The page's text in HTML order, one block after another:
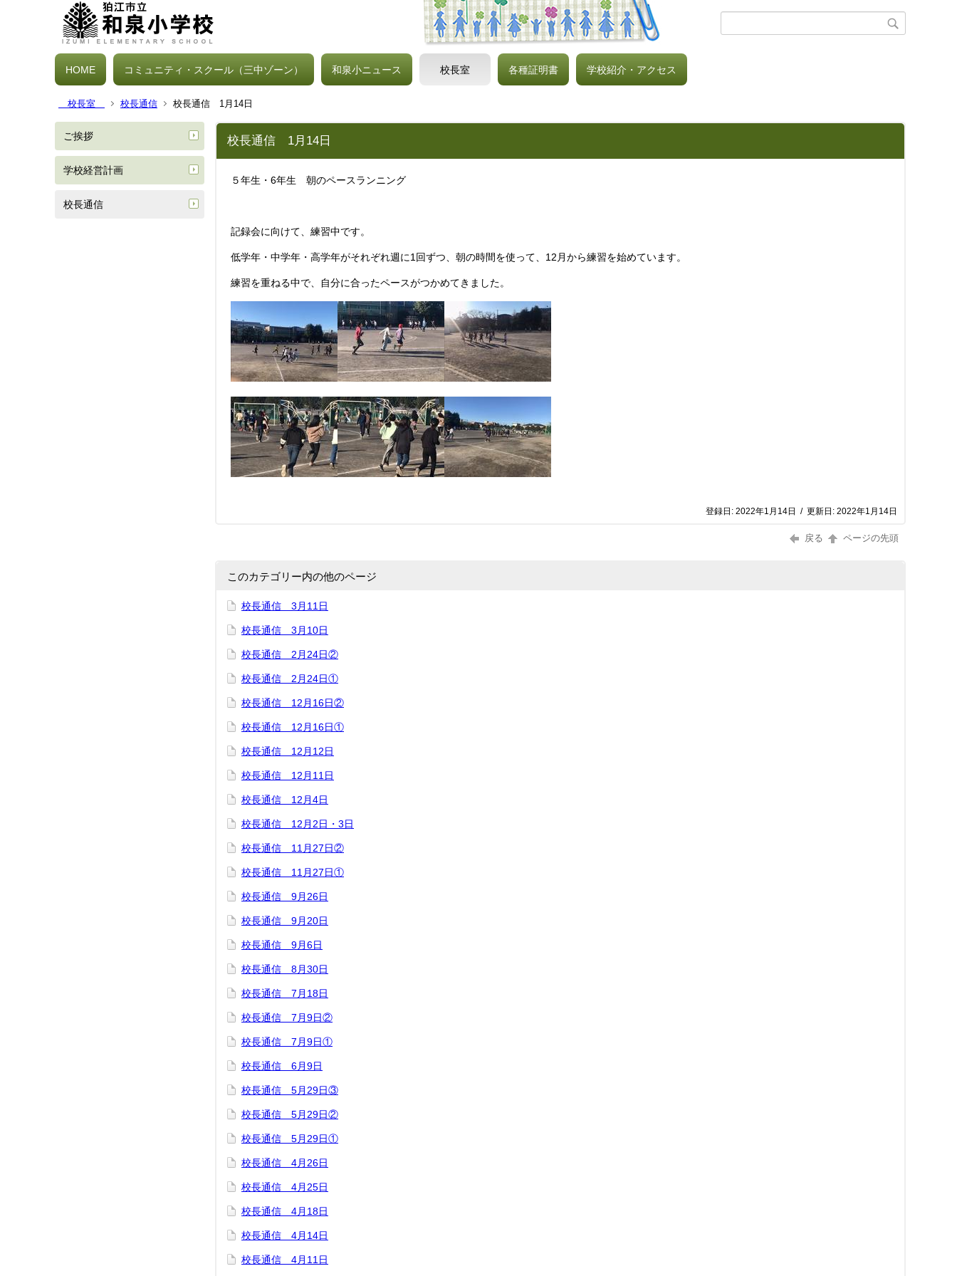
HOME コミュニティ・スクール（三中ゾーン） 和泉小ニュース 校長室 各種証明書 学校紹介・アクセス
校長室 校長通信 校長通信 1月14日
ご挨拶
学校経営計画
校長通信
校長通信 1月14日
５年生・6年生 朝のペースランニング
記録会に向けて、練習中です。
低学年・中学年・高学年がそれぞれ週に1回ずつ、朝の時間を使って、12月から練習を始めています。
練習を重ねる中で、自分に合ったペースがつかめてきました。
登録日: 2022年1月14日 / 更新日: 2022年1月14日
戻る ページの先頭
このカテゴリー内の他のページ
校長通信 3月11日
校長通信 3月10日
校長通信 2月24日②
校長通信 2月24日①
校長通信 12月16日②
校長通信 12月16日①
校長通信 12月12日
校長通信 12月11日
校長通信 12月4日
校長通信 12月2日・3日
校長通信 11月27日②
校長通信 11月27日①
校長通信 9月26日
校長通信 9月20日
校長通信 9月6日
校長通信 8月30日
校長通信 7月18日
校長通信 7月9日②
校長通信 7月9日①
校長通信 6月9日
校長通信 5月29日③
校長通信 5月29日②
校長通信 5月29日①
校長通信 4月26日
校長通信 4月25日
校長通信 4月18日
校長通信 4月14日
校長通信 4月11日